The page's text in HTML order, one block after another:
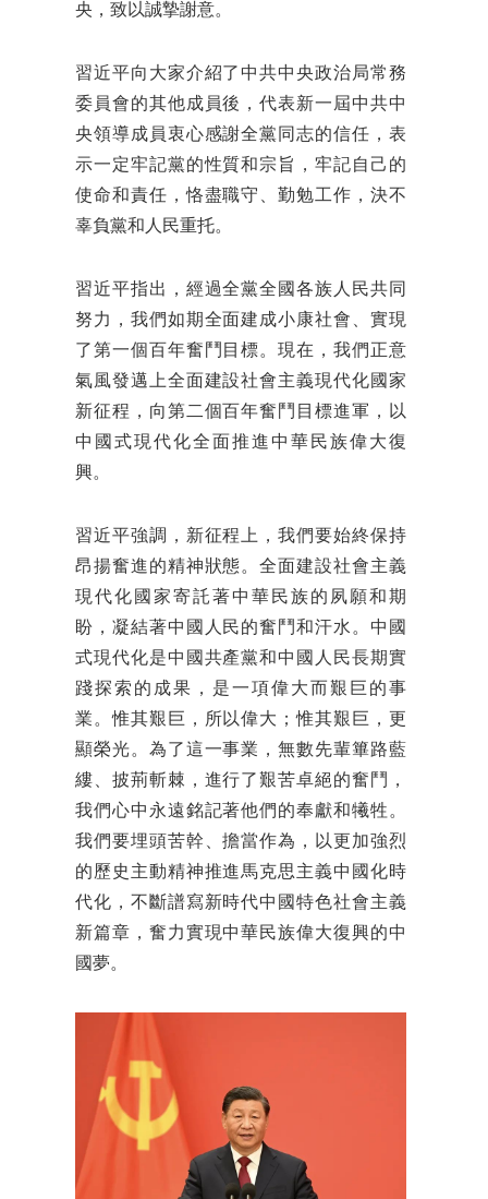
央，致以誠摯謝意。
習近平向大家介紹了中共中央政治局常務
委員會的其他成員後，代表新一屆中共中
央領導成員衷心感謝全黨同志的信任，表
示一定牢記黨的性質和宗旨，牢記自己的
使命和責任，恪盡職守、勤勉工作，決不
辜負黨和人民重托。
習近平指出，經過全黨全國各族人民共同
努力，我們如期全面建成小康社會、實現
了第一個百年奮鬥目標。現在，我們正意
氣風發邁上全面建設社會主義現代化國家
新征程，向第二個百年奮鬥目標進軍，以
中國式現代化全面推進中華民族偉大復
興。
習近平強調，新征程上，我們要始終保持
昂揚奮進的精神狀態。全面建設社會主義
現代化國家寄託著中華民族的夙願和期
盼，凝結著中國人民的奮鬥和汗水。中國
式現代化是中國共產黨和中國人民長期實
踐探索的成果，是一項偉大而艱巨的事
業。惟其艱巨，所以偉大；惟其艱巨，更
顯榮光。為了這一事業，無數先輩篳路藍
縷、披荊斬棘，進行了艱苦卓絕的奮鬥，
我們心中永遠銘記著他們的奉獻和犧牲。
我們要埋頭苦幹、擔當作為，以更加強烈
的歷史主動精神推進馬克思主義中國化時
代化，不斷譜寫新時代中國特色社會主義
新篇章，奮力實現中華民族偉大復興的中
國夢。